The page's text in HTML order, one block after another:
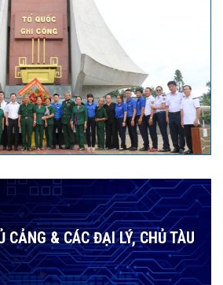
CẢNG & CÁC ĐẠI LÝ, CHỦ TÀU